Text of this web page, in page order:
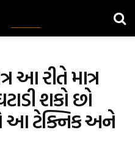
આ રીતે માત્ર
શકો છો
આ ટેક્નિક અને